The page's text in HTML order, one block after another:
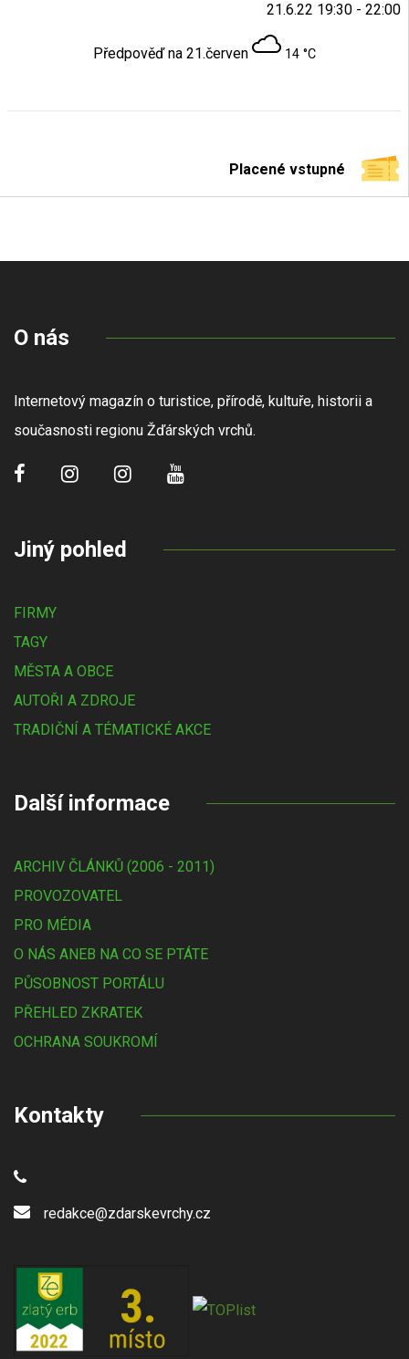
21.6.22 19:30 - 22:00
Předpověď na 21.červen 14 °C
Placené vstupné
O nás
Internetový magazín o turistice, přírodě, kultuře, historii a
současnosti regionu Žďárských vrchů.
Jiný pohled
FIRMY
TAGY
MĚSTA A OBCE
AUTOŘI A ZDROJE
TRADIČNÍ A TÉMATICKÉ AKCE
Další informace
ARCHIV ČLÁNKŮ (2006 - 2011)
PROVOZOVATEL
PRO MÉDIA
O NÁS ANEB NA CO SE PTÁTE
PŮSOBNOST PORTÁLU
PŘEHLED ZKRATEK
OCHRANA SOUKROMÍ
Kontakty
redakce@zdarskevrchy.cz